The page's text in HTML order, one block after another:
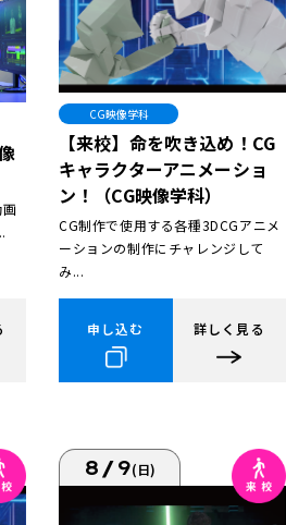
CG映像学科
【来校】命を吹き込め！CG
キャラクターアニメーショ
ン！（CG映像学科）
CG制作で使用する各種3DCGアニメ
ーションの制作にチャレンジして
み...
申し込む 詳しく見る
8/9(日)